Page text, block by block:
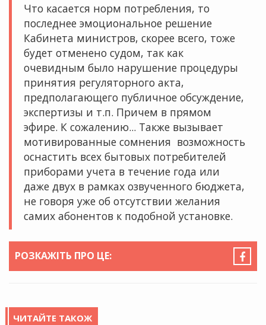
Что касается норм потребления, то
последнее эмоциональное решение
Кабинета министров, скорее всего, тоже
будет отменено судом, так как
очевидным было нарушение процедуры
принятия регуляторного акта,
предполагающего публичное обсуждение,
экспертизы и т.п. Причем в прямом
эфире. К сожалению... Также вызывает
мотивированные сомнения возможность
оснастить всех бытовых потребителей
приборами учета в течение года или
даже двух в рамках озвученного бюджета,
не говоря уже об отсутствии желания
самих абонентов к подобной установке.
РОЗКАЖІТЬ ПРО ЦЕ:
ЧИТАЙТЕ ТАКОЖ